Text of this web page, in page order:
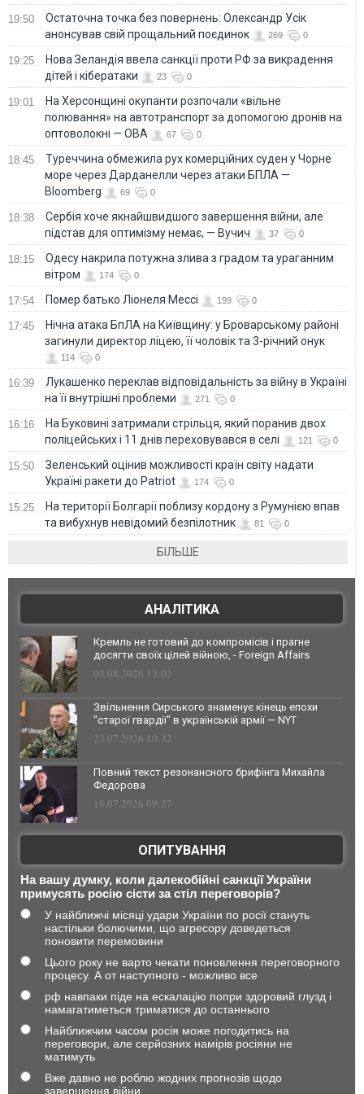
19:50
Остаточна точка без повернень: Олександр Усік
анонсував свій прощальний поєдинок
269 0
19:25
Нова Зеландія ввела санкції проти РФ за викрадення
дітей і кібератаки
23 0
19:01
На Херсонщині окупанти розпочали «вільне
полювання» на автотранспорт за допомогою дронів на
оптоволокні — ОВА
67 0
18:45
Туреччина обмежила рух комерційних суден у Чорне
море через Дарданелли через атаки БПЛА —
Bloomberg
69 0
18:38
Сербія хоче якнайшвидшого завершення війни, але
підстав для оптимізму немає, — Вучич
37 0
18:15
Одесу накрила потужна злива з градом та ураганним
вітром
174 0
17:54 Помер батько Ліонеля Мессі 199 0
17:45
Нічна атака БпЛА на Київщину: у Броварському районі
загинули директор ліцею, її чоловік та 3-річний онук
114 0
16:39
Лукашенко переклав відповідальність за війну в Україні
на її внутрішні проблеми
271 0
16:16
На Буковині затримали стрільця, який поранив двох
поліцейських і 11 днів переховувався в селі
121 0
15:50
Зеленський оцінив можливості країн світу надати
Україні ракети до Patriot
174 0
15:25
На території Болгарії поблизу кордону з Румунією впав
та вибухнув невідомий безпілотник
81 0
БІЛЬШЕ
АНАЛІТИКА
Кремль не готовий до компромісів і прагне
досягти своїх цілей війною, - Foreign Affairs
03.08.2026 13:02
Звільнення Сирського знаменує кінець епохи
"старої гвардії" в українській армії — NYT
23.07.2026 10:32
Повний текст резонансного брифінга Михайла
Федорова
18.07.2026 09:27
ОПИТУВАННЯ
На вашу думку, коли далекобійні санкції України
примусять росію сісти за стіл переговорів?
У найближчі місяці удари України по росії стануть
настільки болючими, що агресору доведеться
поновити перемовини
Цього року не варто чекати поновлення переговорного
процесу. А от наступного - можливо все
рф навпаки піде на ескалацію попри здоровий глузд і
намагатиметься триматися до останнього
Найближчим часом росія може погодитись на
переговори, але серйозних намірів росіяни не
матимуть
Вже давно не роблю жодних прогнозів щодо
завершення війни